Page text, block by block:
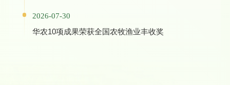
2026-07-30
华农10项成果荣获全国农牧渔业丰收奖